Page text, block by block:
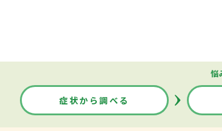
悩
症状から調べる